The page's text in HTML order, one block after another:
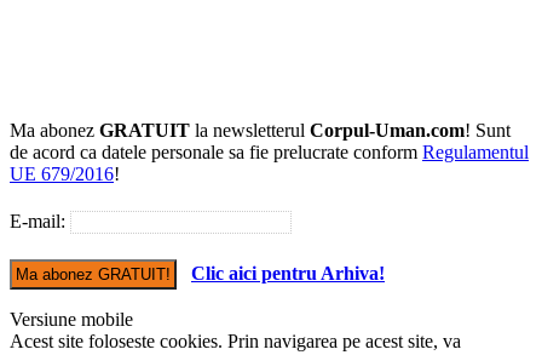
Ma abonez GRATUIT la newsletterul Corpul-Uman.com! Sunt
de acord ca datele personale sa fie prelucrate conform Regulamentul
UE 679/2016!
E-mail:
Clic aici pentru Arhiva!
Versiune mobile
Acest site foloseste cookies. Prin navigarea pe acest site, va